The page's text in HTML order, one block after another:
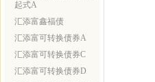
起式A
汇添富鑫福债
汇添富可转换债券A
汇添富可转换债券C
汇添富可转换债券D